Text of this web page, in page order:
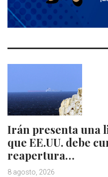
Irán presenta una
que EE.UU. debe
reapertura…
8 agosto, 2026